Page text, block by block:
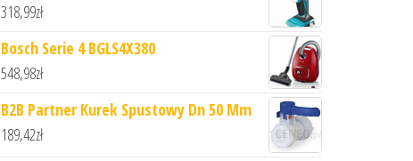
318,99zł
Bosch Serie 4 BGLS4X380
548,98zł
B2B Partner Kurek Spustowy Dn 50 Mm
189,42zł